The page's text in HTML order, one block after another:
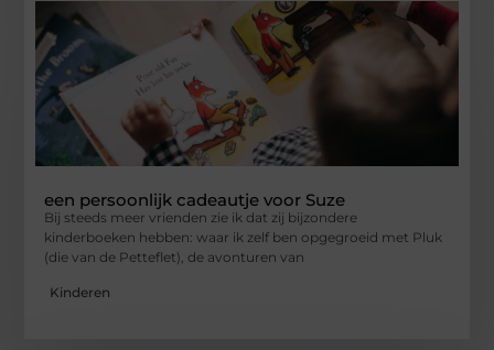
een persoonlijk cadeautje voor Suze
Bij steeds meer vrienden zie ik dat zij bijzondere
kinderboeken hebben: waar ik zelf ben opgegroeid met Pluk
(die van de Petteflet), de avonturen van
Kinderen